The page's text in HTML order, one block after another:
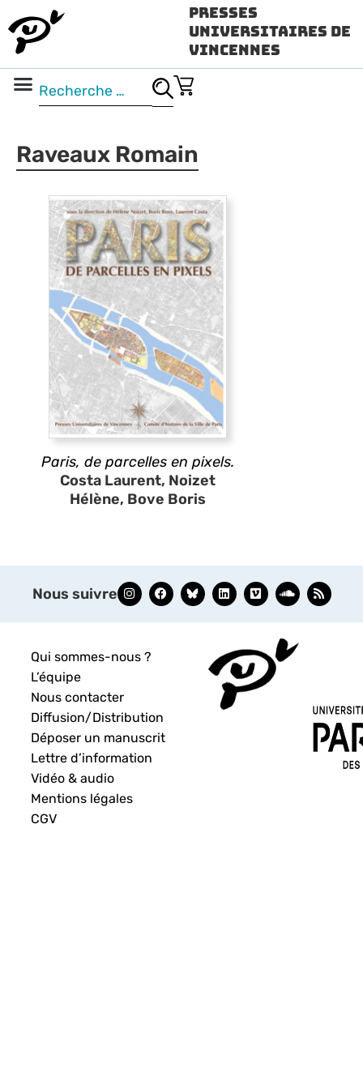
Presses
Universitaires de
Vincennes
Raveaux Romain
Paris, de parcelles en pixels.
Costa Laurent, Noizet
Hélène, Bove Boris
Nous suivre
Qui sommes-nous ?
L’équipe
Nous contacter
Diffusion/Distribution
Déposer un manuscrit
Lettre d’information
Vidéo & audio
Mentions légales
CGV